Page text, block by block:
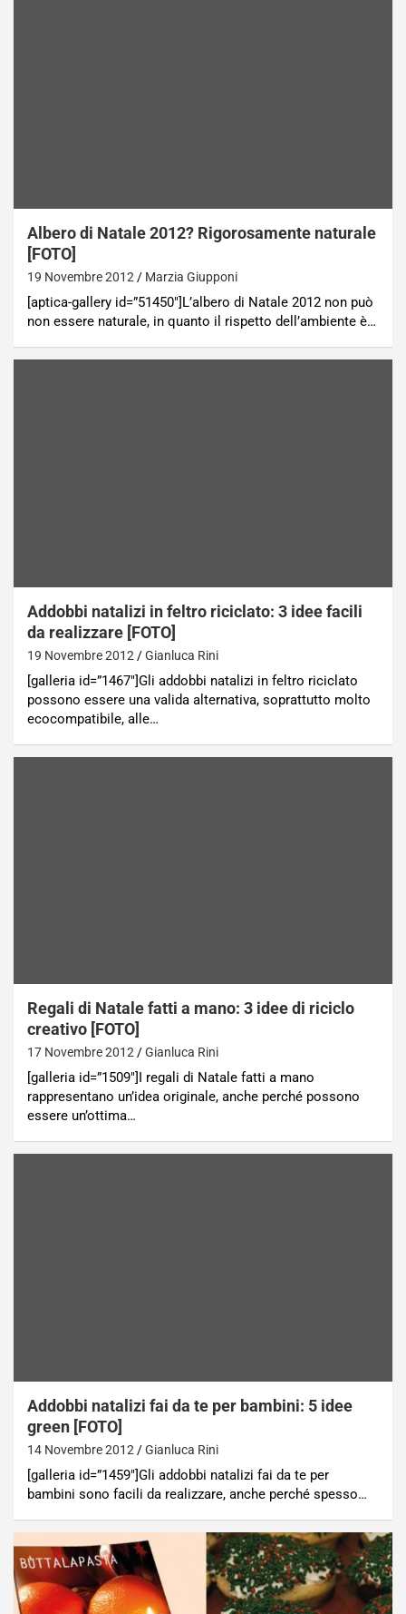
Albero di Natale 2012? Rigorosamente naturale
[FOTO]
19 Novembre 2012 Marzia Giupponi
[aptica-gallery id=”51450″]L’albero di Natale 2012 non può
non essere naturale, in quanto il rispetto dell’ambiente è…
Addobbi natalizi in feltro riciclato: 3 idee facili
da realizzare [FOTO]
19 Novembre 2012 Gianluca Rini
[galleria id=”1467″]Gli addobbi natalizi in feltro riciclato
possono essere una valida alternativa, soprattutto molto
ecocompatibile, alle…
Regali di Natale fatti a mano: 3 idee di riciclo
creativo [FOTO]
17 Novembre 2012 Gianluca Rini
[galleria id=”1509″]I regali di Natale fatti a mano
rappresentano un’idea originale, anche perché possono
essere un’ottima…
Addobbi natalizi fai da te per bambini: 5 idee
green [FOTO]
14 Novembre 2012 Gianluca Rini
[galleria id=”1459″]Gli addobbi natalizi fai da te per
bambini sono facili da realizzare, anche perché spesso…